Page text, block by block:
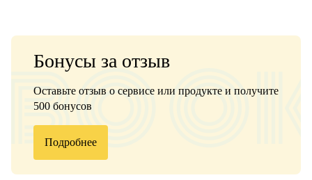
Бонусы за отзыв
Оставьте отзыв о сервисе или продукте и получите
500 бонусов
Подробнее